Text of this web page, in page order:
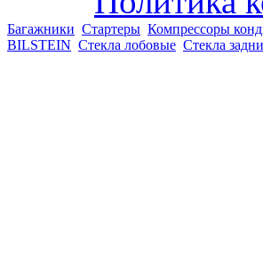
Багажники Стартеры Компрессоры
BILSTEIN Стекла лобовые Стекла